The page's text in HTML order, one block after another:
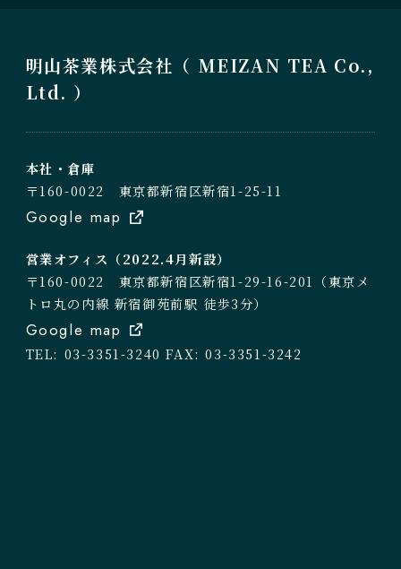
明山茶業株式会社（ MEIZAN TEA Co.,
Ltd. ）
本社・倉庫
〒160-0022 東京都新宿区新宿1-25-11
Google map
営業オフィス（2022.4月新設）
〒160-0022 東京都新宿区新宿1-29-16-201（東京メ
トロ丸の内線 新宿御苑前駅 徒歩3分）
Google map
TEL: 03-3351-3240 FAX: 03-3351-3242